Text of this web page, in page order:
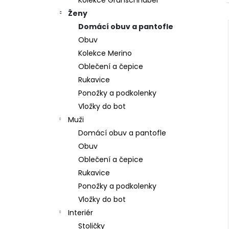
Ženy
Domácí obuv a pantofle
Obuv
Kolekce Merino
Oblečení a čepice
Rukavice
Ponožky a podkolenky
Vložky do bot
Muži
Domácí obuv a pantofle
Obuv
Oblečení a čepice
Rukavice
Ponožky a podkolenky
Vložky do bot
Interiér
Stoličky
309 Kč